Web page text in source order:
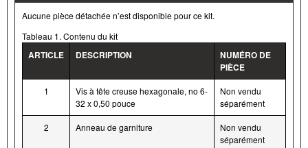
Aucune pièce détachée n’est disponible pour ce kit.
Tableau 1. Contenu du kit
ARTICLE DESCRIPTION
NUMÉRO DE
PIÈCE
1
Vis à tête creuse hexagonale, no 6-
32 x 0,50 pouce
Non vendu
séparément
2 Anneau de garniture
Non vendu
séparément